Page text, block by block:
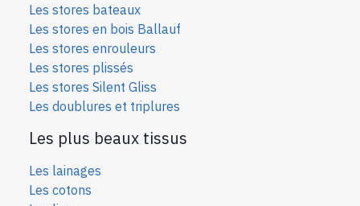
Les stores bateaux
Les stores en bois Ballauf
Les stores enrouleurs
Les stores plissés
Les stores Silent Gliss
Les doublures et triplures
Les plus beaux tissus
Les lainages
Les cotons